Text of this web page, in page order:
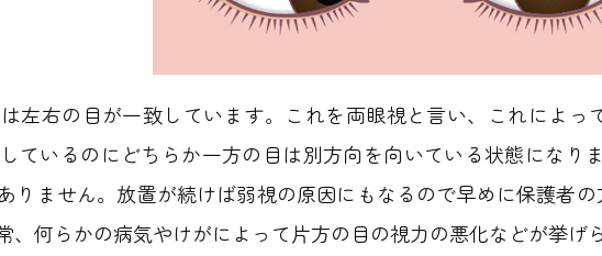
左右の目が一致しています。これを両眼視と言い、これによ
ているのにどちらか一方の目は別方向を向いている状態になり
りません。放置が続けば弱視の原因にもなるので早めに保護者
、何らかの病気やけがによって片方の目の視力の悪化などが挙げ